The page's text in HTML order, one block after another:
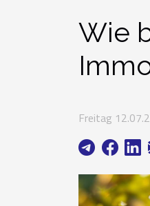
Wie
Freitag